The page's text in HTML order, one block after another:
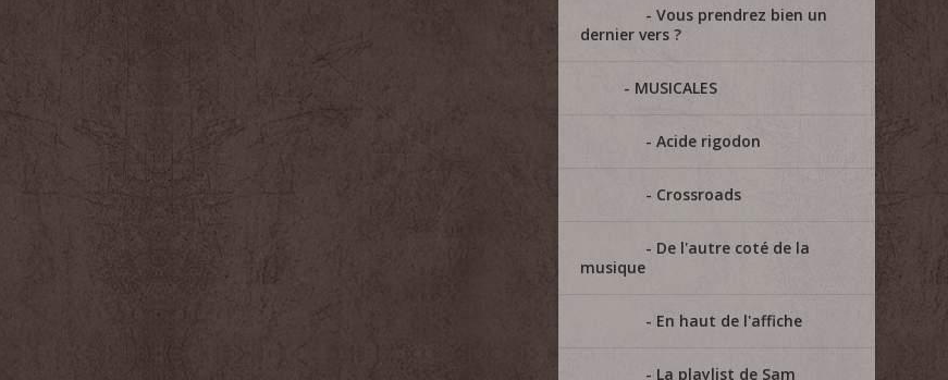
Vous prendrez bien un
dernier vers ?
MUSICALES
Acide rigodon
Crossroads
De l'autre coté de la
musique
En haut de l'affiche
La playlist de Sam